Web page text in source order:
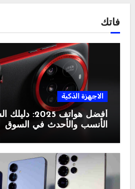
فاتك
الاجهزة الذكية
أفضل هواتف
الأنسب والأحدث في السوق